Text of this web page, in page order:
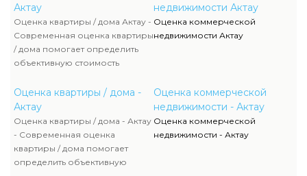
Актау
Оценка квартиры / дома Актау -
Современная оценка квартиры
/ дома помогает определить
объективную стоимость
рыночной ситуации и
технических характеристик
объекта. Эксперты проводят
анализ направлений финансы,
смета, товары и других
факторов, влияющих на
Оценка квартиры / дома -
Актау
Оценка квартиры / дома - Актау
- Современная оценка
квартиры / дома помогает
определить объективную
недвижимости Актау
Оценка коммерческой
недвижимости Актау
Оценка коммерческой
недвижимости - Актау
Оценка коммерческой
недвижимости - Актау